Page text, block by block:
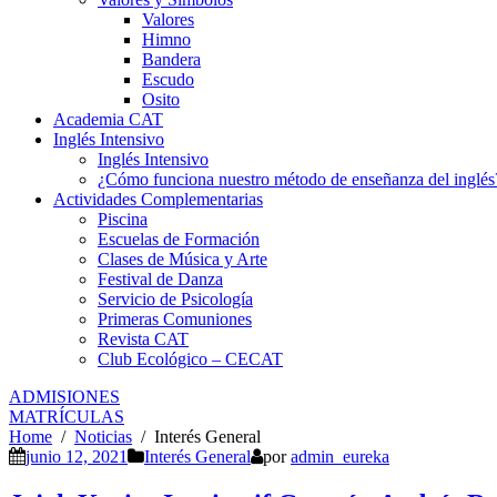
Valores
Himno
Bandera
Escudo
Osito
Academia CAT
Inglés Intensivo
Inglés Intensivo
¿Cómo funciona nuestro método de enseñanza del
Actividades Complementarias
Piscina
Escuelas de Formación
Clases de Música y Arte
Festival de Danza
Servicio de Psicología
Primeras Comuniones
Revista CAT
Club Ecológico – CECAT
ADMISIONES
MATRÍCULAS
Home
Noticias
Interés General
junio 12, 2021
Interés General poradmin_eureka